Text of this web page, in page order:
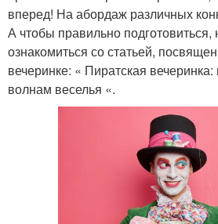
вперед! На абордаж различных
А чтобы правильно подготовиться,
ознакомиться со статьей,
вечеринке: « Пиратская
волнам веселья «.